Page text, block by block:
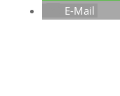
E-Mail